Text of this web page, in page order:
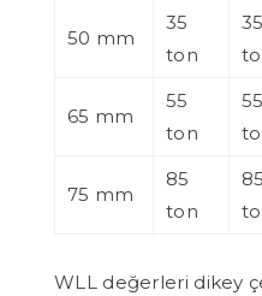
50 mm
35
ton
35
65 mm
55
ton
55
75 mm
85
ton
85
WLL değerleri dikey